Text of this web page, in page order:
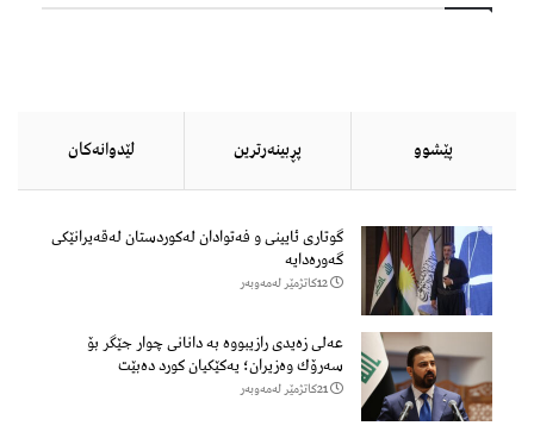
پێشوو پڕبینەرترین لێدوانەكان
گوتاری ئایینی و فەتوادان لەکوردستان لەقەیرانێکی
گەورەدایە
12كاتژمێر لەمەوبەر
عەلی زەیدی رازیبووە بە دانانی چوار جێگر بۆ
سەرۆك وەزیران؛ یەكێكیان كورد دەبێت
21كاتژمێر لەمەوبەر